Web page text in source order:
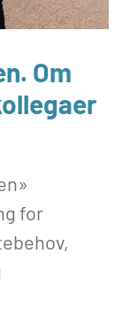
Om
for